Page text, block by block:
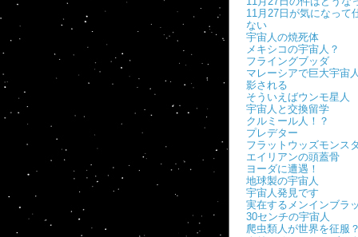
11月27日が気になって
ない
宇宙人の焼死体
メキシコの宇宙人？
フライングブッダ
マレーシアで巨大宇宙
影される
そういえばウンモ星人
宇宙人と交換留学
クルミール人！？
プレデター
フラットウッズモンス
エイリアンの頭蓋骨
ヨーダに遭遇！
地球製の宇宙人
宇宙人発見です
実在するメンインブラ
30センチの宇宙人
爬虫類人が世界を征服？